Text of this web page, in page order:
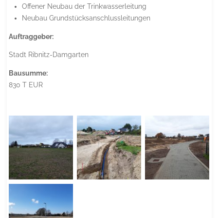
Offener Neubau der Trinkwasserleitung
Neubau Grundstücksanschlussleitungen
Auftraggeber:
Stadt Ribnitz-Damgarten
Bausumme:
830 T EUR